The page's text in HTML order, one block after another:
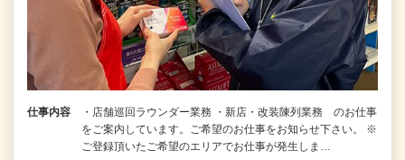
仕事内容
・店舗巡回ラウンダー業務 ・新店・改装陳列業務 のお仕事
をご案内しています。ご希望のお仕事をお知らせ下さい。 ※
ご登録頂いたご希望のエリアでお仕事が発生しま…